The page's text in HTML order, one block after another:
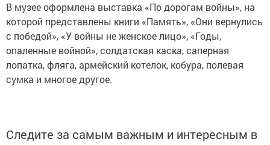
В музее оформлена выставка «По дорогам войны», на
которой представлены книги «Память», «Они вернулись
с победой», «У войны не женское лицо», «Годы,
опаленные войной», солдатская каска, саперная
лопатка, фляга, армейский котелок, кобура, полевая
сумка и многое другое.
Следите за самым важным и интересным в